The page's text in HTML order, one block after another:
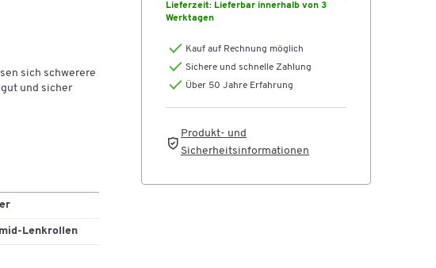
sich schwerere
und sicher
Lenkrollen
Lieferzeit: Lieferbar innerhalb von 3
Werktagen
Kauf auf Rechnung möglich
Sichere und schnelle Zahlung
Über 50 Jahre Erfahrung
Produkt- und
Sicherheitsinformationen